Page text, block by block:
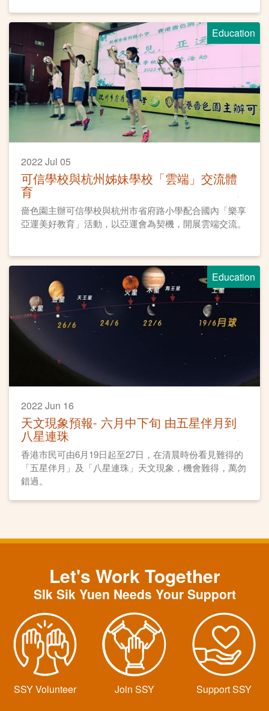
Education
2022 Jul 05
可信學校與杭州姊妹學校「雲端」交流體
育
嗇色園主辦可信學校與杭州市省府路小學配合國內「樂享
亞運美好教育」活動，以亞運會為契機，開展雲端交流。
Education
2022 Jun 16
天文現象預報- 六月中下旬 由五星伴月到
八星連珠
香港市民可由6月19日起至27日，在清晨時份看見難得的
「五星伴月」及「八星連珠」天文現象，機會難得，萬勿
錯過。
Let's Work Together
SIk Sik Yuen Needs Your Support
SSY Volunteer Join SSY Support SSY